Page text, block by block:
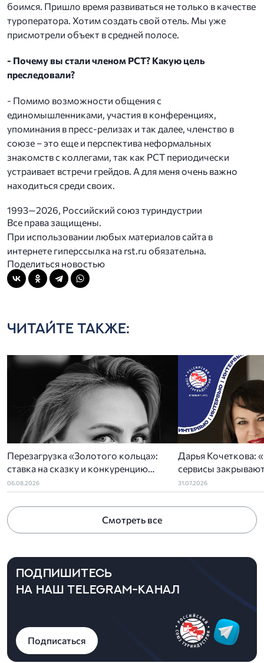
боимся. Пришло время развиваться не только в качестве
туроператора. Хотим создать свой отель. Мы уже
присмотрели объект в средней полосе.
- Почему вы стали членом РСТ? Какую цель
преследовали?
- Помимо возможности общения с
единомышленниками, участия в конференциях,
упоминания в пресс-релизах и так далее, членство в
союзе – это еще и перспектива неформальных
знакомств с коллегами, так как РСТ периодически
устраивает встречи грейдов. А для меня очень важно
находиться среди своих.
1993—2026, Российский союз туриндустрии
Все права защищены.
При использовании любых материалов сайта в
интернете гиперссылка на rst.ru обязательна.
Поделиться новостью
ЧИТАЙТЕ ТАКЖЕ:
Перезагрузка «Золотого кольца»:
ставка на сказку и конкуренцию
регионов
06.08.2026
Дарья Кочеткова:
сервисы
задач отельеров»
31.07.2026
Смотреть все
ПОДПИШИТЕСЬ
НА НАШ TELEGRAM-КАНАЛ
Подписаться